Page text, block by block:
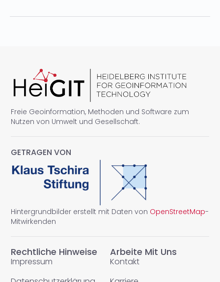
Freie Geoinformation, Methoden und Software zum
Nutzen von Umwelt und Gesellschaft.
Rechtliche Hinweise
Impressum
Arbeite Mit Uns
Kontakt
GETRAGEN VON
Hintergrundbilder erstellt mit Daten von OpenStreetMap-
Mitwirkenden